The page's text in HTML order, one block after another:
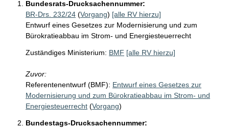
Bundesrats-Drucksachennummer:
BR-Drs. 232/24 (Vorgang) [alle RV hierzu]
Entwurf eines Gesetzes zur Modernisierung und zum
Bürokratieabbau im Strom- und Energiesteuerrecht
Zuständiges Ministerium: BMF [alle RV hierzu]
Zuvor:
Referentenentwurf (BMF): Entwurf eines Gesetzes zur
Modernisierung und zum Bürokratieabbau im Strom- und
Energiesteuerrecht (Vorgang)
Bundestags-Drucksachennummer: